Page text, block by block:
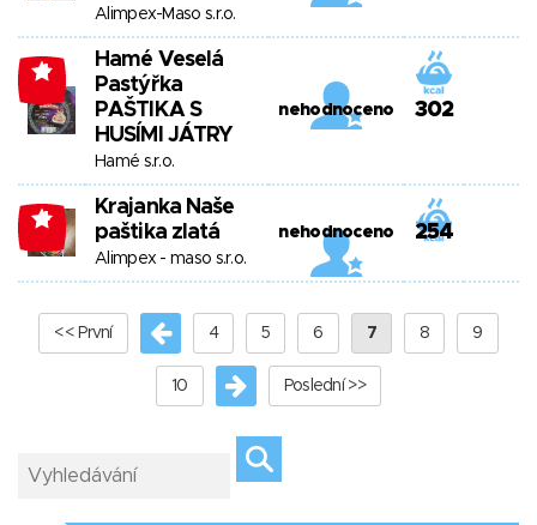
Alimpex-Maso s.r.o.
-4
Hamé Veselá
Pastýřka
PAŠTIKA S
HUSÍMI JÁTRY
Hamé s.r.o.
nehodnoceno 302
-4
Krajanka Naše
paštika zlatá
Alimpex - maso s.r.o.
nehodnoceno 254
<< První 4 5 6 7 8 9
10 Poslední >>